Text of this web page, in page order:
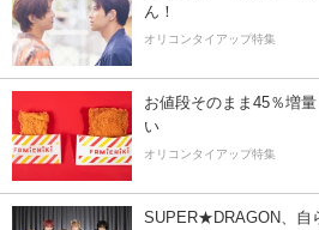
ん！
オリコンタイアップ特集
お値段そのまま45％増
い
オリコンタイアップ特集
SUPER★DRAGON、自